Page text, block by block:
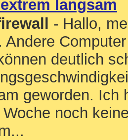
langsam
- Hallo,
Andere
deutlich
geworden. Ich
noch